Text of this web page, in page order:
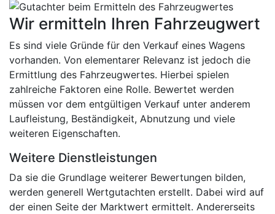
Wir ermitteln Ihren Fahrzeugwert
Es sind viele Gründe für den Verkauf eines Wagens
vorhanden. Von elementarer Relevanz ist jedoch die
Ermittlung des Fahrzeugwertes. Hierbei spielen
zahlreiche Faktoren eine Rolle. Bewertet werden
müssen vor dem entgültigen Verkauf unter anderem
Laufleistung, Beständigkeit, Abnutzung und viele
weiteren Eigenschaften.
Weitere Dienstleistungen
Da sie die Grundlage weiterer Bewertungen bilden,
werden generell Wertgutachten erstellt. Dabei wird auf
der einen Seite der Marktwert ermittelt. Andererseits